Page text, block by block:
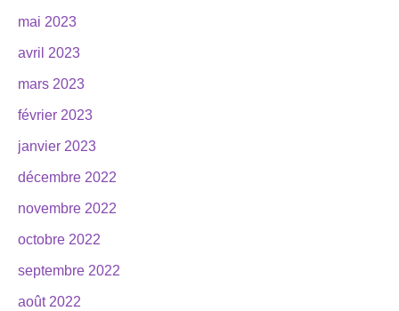
mai 2023
avril 2023
mars 2023
février 2023
janvier 2023
décembre 2022
novembre 2022
octobre 2022
septembre 2022
août 2022